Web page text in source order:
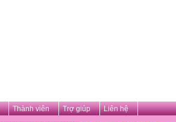
Thành viên Trợ giúp Liên hệ